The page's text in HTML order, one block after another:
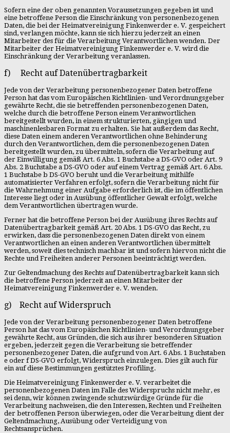
Sofern eine der oben genannten Voraussetzungen gegeben ist und
eine betroffene Person die Einschränkung von personenbezogenen
Daten, die bei der Heimatvereinigung Finkenwerder e. V. gespeichert
sind, verlangen möchte, kann sie sich hierzu jederzeit an einen
Mitarbeiter des für die Verarbeitung Verantwortlichen wenden. Der
Mitarbeiter der Heimatvereinigung Finkenwerder e. V. wird die
Einschränkung der Verarbeitung veranlassen.
f) Recht auf Datenübertragbarkeit
Jede von der Verarbeitung personenbezogener Daten betroffene
Person hat das vom Europäischen Richtlinien- und Verordnungsgeber
gewährte Recht, die sie betreffenden personenbezogenen Daten,
welche durch die betroffene Person einem Verantwortlichen
bereitgestellt wurden, in einem strukturierten, gängigen und
maschinenlesbaren Format zu erhalten. Sie hat außerdem das Recht,
diese Daten einem anderen Verantwortlichen ohne Behinderung
durch den Verantwortlichen, dem die personenbezogenen Daten
bereitgestellt wurden, zu übermitteln, sofern die Verarbeitung auf
der Einwilligung gemäß Art. 6 Abs. 1 Buchstabe a DS-GVO oder Art. 9
Abs. 2 Buchstabe a DS-GVO oder auf einem Vertrag gemäß Art. 6 Abs.
1 Buchstabe b DS-GVO beruht und die Verarbeitung mithilfe
automatisierter Verfahren erfolgt, sofern die Verarbeitung nicht für
die Wahrnehmung einer Aufgabe erforderlich ist, die im öffentlichen
Interesse liegt oder in Ausübung öffentlicher Gewalt erfolgt, welche
dem Verantwortlichen übertragen wurde.
Ferner hat die betroffene Person bei der Ausübung ihres Rechts auf
Datenübertragbarkeit gemäß Art. 20 Abs. 1 DS-GVO das Recht, zu
erwirken, dass die personenbezogenen Daten direkt von einem
Verantwortlichen an einen anderen Verantwortlichen übermittelt
werden, soweit dies technisch machbar ist und sofern hiervon nicht die
Rechte und Freiheiten anderer Personen beeinträchtigt werden.
Zur Geltendmachung des Rechts auf Datenübertragbarkeit kann sich
die betroffene Person jederzeit an einen Mitarbeiter der
Heimatvereinigung Finkenwerder e. V. wenden.
g) Recht auf Widerspruch
Jede von der Verarbeitung personenbezogener Daten betroffene
Person hat das vom Europäischen Richtlinien- und Verordnungsgeber
gewährte Recht, aus Gründen, die sich aus ihrer besonderen Situation
ergeben, jederzeit gegen die Verarbeitung sie betreffender
personenbezogener Daten, die aufgrund von Art. 6 Abs. 1 Buchstaben
e oder f DS-GVO erfolgt, Widerspruch einzulegen. Dies gilt auch für
ein auf diese Bestimmungen gestütztes Profiling.
Die Heimatvereinigung Finkenwerder e. V. verarbeitet die
personenbezogenen Daten im Falle des Widerspruchs nicht mehr, es
sei denn, wir können zwingende schutzwürdige Gründe für die
Verarbeitung nachweisen, die den Interessen, Rechten und Freiheiten
der betroffenen Person überwiegen, oder die Verarbeitung dient der
Geltendmachung, Ausübung oder Verteidigung von
Rechtsansprüchen.